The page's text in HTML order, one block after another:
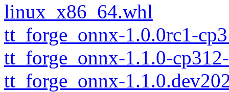
linux_x86_64.whl
tt_forge_onnx-1.0.0rc1-
tt_forge_onnx-1.1.0-
tt_forge_onnx-